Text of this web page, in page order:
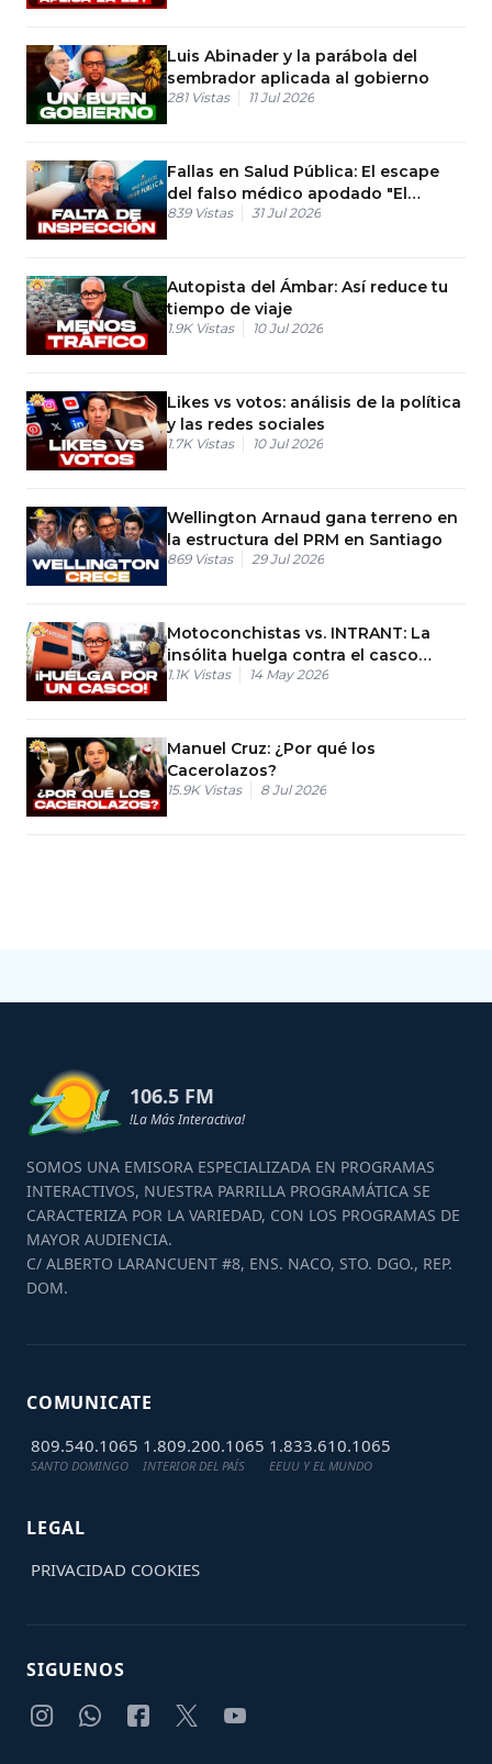
Luis Abinader y la parábola del
sembrador aplicada al gobierno
281 Vistas 11 Jul 2026
Fallas en Salud Pública: El escape
del falso médico apodado "El
Barbero"
839 Vistas 31 Jul 2026
Autopista del Ámbar: Así reduce tu
tiempo de viaje
1.9K Vistas 10 Jul 2026
Likes vs votos: análisis de la política
y las redes sociales
1.7K Vistas 10 Jul 2026
Wellington Arnaud gana terreno en
la estructura del PRM en Santiago
869 Vistas 29 Jul 2026
Motoconchistas vs. INTRANT: La
insólita huelga contra el casco
protector
1.1K Vistas 14 May 2026
Manuel Cruz: ¿Por qué los
Cacerolazos?
15.9K Vistas 8 Jul 2026
106.5 FM
!La Más Interactiva!
SOMOS UNA EMISORA ESPECIALIZADA EN PROGRAMAS
INTERACTIVOS, NUESTRA PARRILLA PROGRAMÁTICA SE
CARACTERIZA POR LA VARIEDAD, CON LOS PROGRAMAS DE
MAYOR AUDIENCIA.
C/ ALBERTO LARANCUENT #8, ENS. NACO, STO. DGO., REP.
DOM.
COMUNICATE
809.540.1065
SANTO DOMINGO
1.809.200.1065
INTERIOR DEL PAÍS
1.833.610.1065
EEUU Y EL MUNDO
LEGAL
PRIVACIDAD COOKIES
SIGUENOS